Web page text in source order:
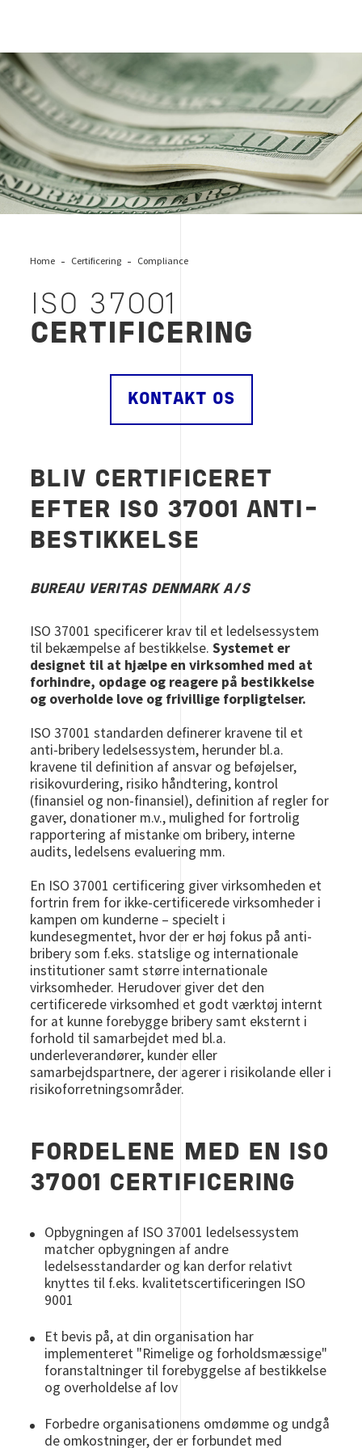
ISO 37001 certificering, Bureau Veritas
Home Certificering Compliance
ISO 37001
CERTIFICERING
KONTAKT OS
BLIV CERTIFICERET
EFTER ISO 37001 ANTI-
BESTIKKELSE
BUREAU VERITAS DENMARK A/S
ISO 37001 specificerer krav til et ledelsessystem
til bekæmpelse af bestikkelse. Systemet er
designet til at hjælpe en virksomhed med at
forhindre, opdage og reagere på bestikkelse
og overholde love og frivillige forpligtelser.
ISO 37001 standarden definerer kravene til et
anti-bribery ledelsessystem, herunder bl.a.
kravene til definition af ansvar og beføjelser,
risikovurdering, risiko håndtering, kontrol
(finansiel og non-finansiel), definition af regler for
gaver, donationer m.v., mulighed for fortrolig
rapportering af mistanke om bribery, interne
audits, ledelsens evaluering mm.
En ISO 37001 certificering giver virksomheden et
fortrin frem for ikke-certificerede virksomheder i
kampen om kunderne – specielt i
kundesegmentet, hvor der er høj fokus på anti-
bribery som f.eks. statslige og internationale
institutioner samt større internationale
virksomheder. Herudover giver det den
certificerede virksomhed et godt værktøj internt
for at kunne forebygge bribery samt eksternt i
forhold til samarbejdet med bl.a.
underleverandører, kunder eller
samarbejdspartnere, der agerer i risikolande eller i
risikoforretningsområder.
FORDELENE MED EN ISO
37001 CERTIFICERING
Opbygningen af ISO 37001 ledelsessystem
matcher opbygningen af andre
ledelsesstandarder og kan derfor relativt
knyttes til f.eks. kvalitetscertificeringen ISO
9001
Et bevis på, at din organisation har
implementeret "Rimelige og forholdsmæssige"
foranstaltninger til forebyggelse af bestikkelse
og overholdelse af lov
Forbedre organisationens omdømme og undgå
de omkostninger, der er forbundet med